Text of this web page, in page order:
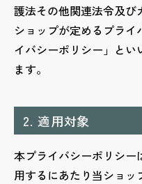
護法その他関連法令及び
ショップが定めるプラ
イバシーポリシー」とい
ます。
2. 適用対象
本プライバシーポリシー
用するにあたり当ショ